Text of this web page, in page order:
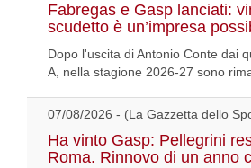
Fabregas e Gasp lanciati:
scudetto è un’impresa
Dopo l'uscita di Antonio Conte dai
A, nella stagione 2026-27 sono
07/08/2026 - (La Gazzetta dello
Ha vinto Gasp: Pellegrini
Roma. Rinnovo di un anno